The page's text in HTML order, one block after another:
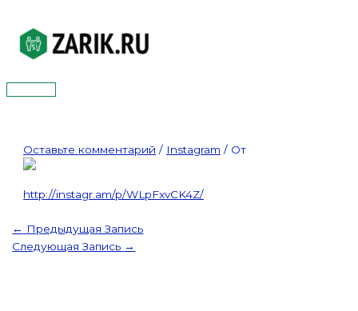
содержимому
Главное
Оставьте комментарий / Instagram / От
http://instagr.am/p/WLpFxvCK4Z/
← Предыдущая Запись
Следующая Запись →